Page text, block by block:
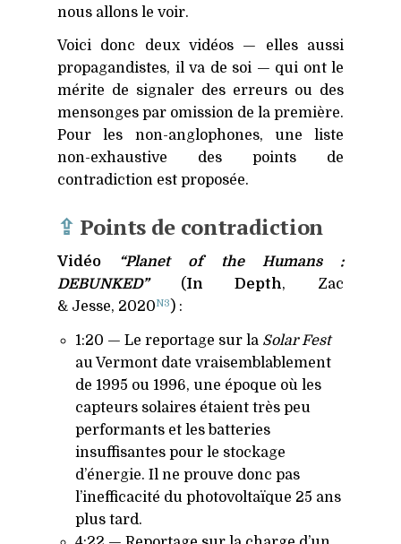
nous allons le voir.
Voici donc deux vidéos — elles aussi
propagandistes, il va de soi — qui ont le
mérite de signaler des erreurs ou des
mensonges par omission de la première.
Pour les non-anglophones, une liste
non-exhaustive des points de
contradiction est proposée.
⇪ Points de contradiction
Vidéo “Planet of the Humans :
DEBUNKED”(In Depth, Zac
& Jesse, 2020N3 ) :
1:20 — Le reportage sur la Solar Fest
au Vermont date vraisemblablement
de 1995 ou 1996, une époque où les
capteurs solaires étaient très peu
performants et les batteries
insuffisantes pour le stockage
d’énergie. Il ne prouve donc pas
l’inefficacité du photovoltaïque 25 ans
plus tard.